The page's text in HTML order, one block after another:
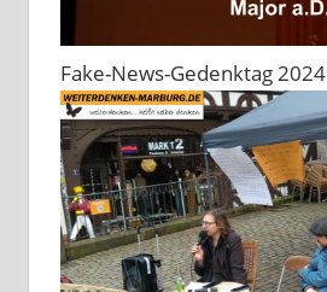
Fake-News-Gedenktag 2024